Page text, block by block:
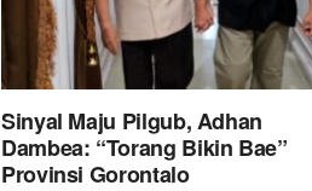
Sinyal Maju Pilgub, Adhan
Dambea: “Torang Bikin Bae”
Provinsi Gorontalo